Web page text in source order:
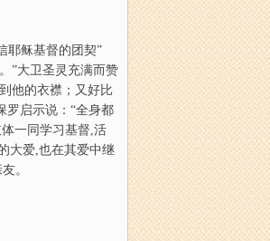
耶稣基督的团契”
”大卫圣灵充满而赞
他的衣襟；又好比
罗启示说：“全身都
一同学习基督,活
大爱,也在其爱中继
。